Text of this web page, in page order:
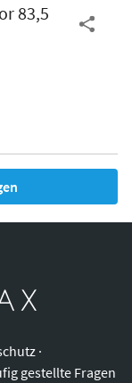
83,5
·
gestellte Fragen